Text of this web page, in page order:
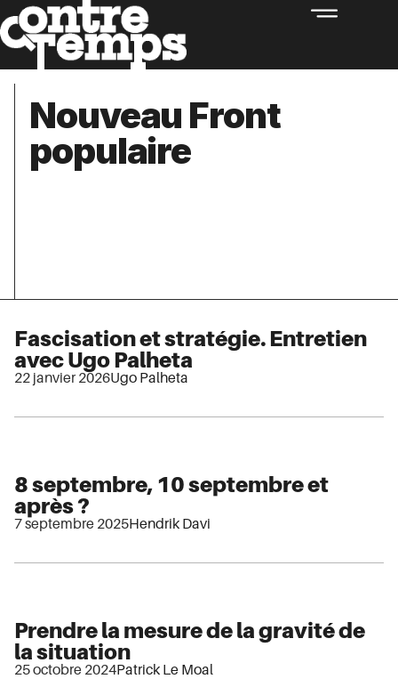
Nouveau Front
populaire
Fascisation et stratégie. Entretien
avec Ugo Palheta
22 janvier 2026Ugo Palheta
8 septembre, 10 septembre et
après ?
7 septembre 2025Hendrik Davi
Prendre la mesure de la gravité de
la situation
25 octobre 2024Patrick Le Moal